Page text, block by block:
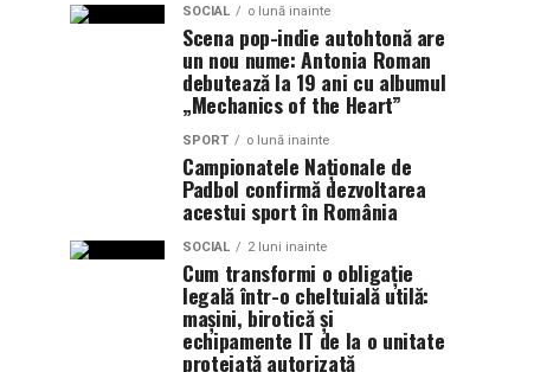
SOCIAL o lună inainte
Scena pop-indie autohtonă are
un nou nume: Antonia Roman
debutează la 19 ani cu albumul
„Mechanics of the Heart”
SPORT o lună inainte
Campionatele Naționale de
Padbol confirmă dezvoltarea
acestui sport în România
SOCIAL 2 luni inainte
Cum transformi o obligație
legală într-o cheltuială utilă:
mașini, birotică și
echipamente IT de la o unitate
protejată autorizată